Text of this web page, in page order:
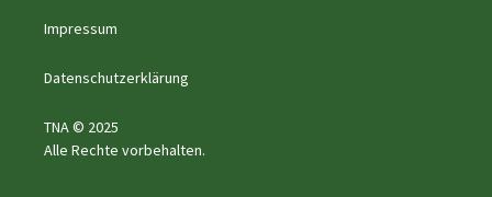
Impressum
Datenschutzerklärung
TNA © 2025
Alle Rechte vorbehalten.